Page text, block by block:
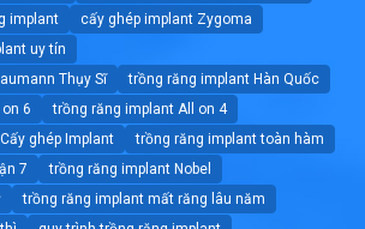
implant
cấy ghép implant Zygoma
uy tín
Thụy Sĩ
trồng răng implant Hàn Quốc
6
trồng răng implant All on 4
Cấy ghép Implant
trồng răng implant toàn hàm
7
trồng răng implant Nobel
trồng răng implant mất răng lâu năm